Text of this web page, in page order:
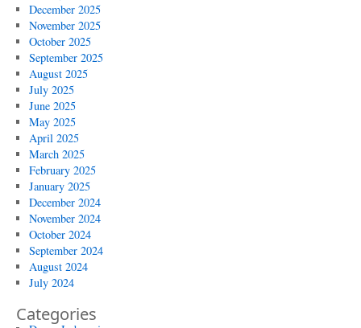
December 2025
November 2025
October 2025
September 2025
August 2025
July 2025
June 2025
May 2025
April 2025
March 2025
February 2025
January 2025
December 2024
November 2024
October 2024
September 2024
August 2024
July 2024
Categories